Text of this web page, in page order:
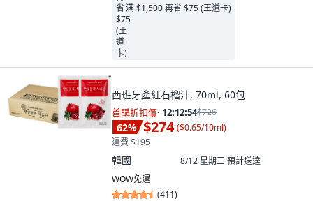
满 $1,500 再省 $75 (王道卡)
西班牙產紅石榴汁, 70ml, 60包
首購折扣價· 12:12:53$726
62% $274 ($0.65/10ml)
運費 $195
韓國 8/12 星期三預計送達
WOW免運
(411)